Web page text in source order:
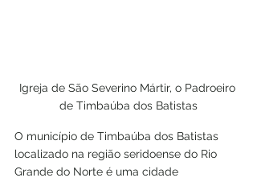
Igreja de São Severino Mártir, o Padroeiro
de Timbaúba dos Batistas
O município de Timbaúba dos Batistas
localizado na região seridoense do Rio
Grande do Norte é uma cidade